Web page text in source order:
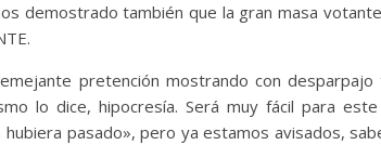
demostrado también que la gran masa
pretención mostrando con desparpajo
lo dice, hipocresía. Será muy fácil para este
pasado», pero ya estamos avisados,